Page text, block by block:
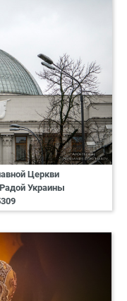
Церкви
Украины